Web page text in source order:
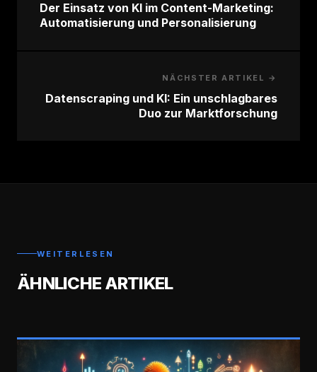
Der Einsatz von KI im Content-Marketing:
Automatisierung und Personalisierung
NÄCHSTER ARTIKEL →
Datenscraping und KI: Ein unschlagbares
Duo zur Marktforschung
WEITERLESEN
ÄHNLICHE ARTIKEL